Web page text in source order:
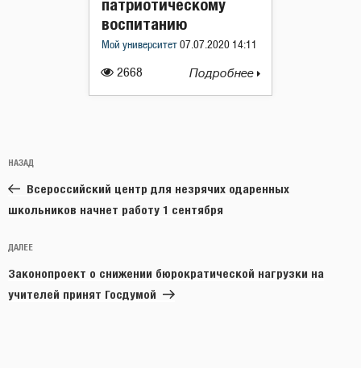
2668
патриотическому
воспитанию
Мой университет 07.07.2020 14:11
Подробнее
по
записям
Предыдущая
запись:
НАЗАД
Всероссийский центр для незрячих одаренных
школьников начнет работу 1 сентября
Следующая
запись
ДАЛЕЕ
Законопроект о снижении бюрократической нагрузки на
учителей принят Госдумой